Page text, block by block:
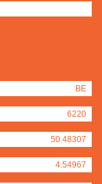
BE
6220
50.48307
4.54967